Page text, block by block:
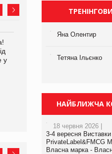
у
асортимент, якого покупці
Яна Олентир
Тетяна Ільєнко
НАЙБЛИЖЧА
18 червня 2026 |
3-4 вересня Виставки
PrivateLabel&FMCG
Власна марка -